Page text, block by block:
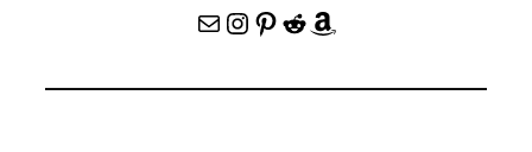
E-mail Instagram Pinterest Reddit Amazon